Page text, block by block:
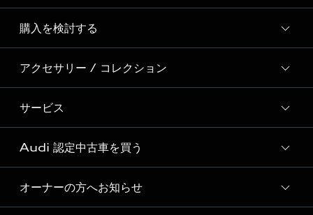
Story of Progress
Audi Sport
Formula 1®
デジタルサービス
ディーラー検索
新車在庫検索
試乗車・展示車検索
見積り依頼
試乗予約
購入を検討する
モデル一覧
特別仕様モデル / 限定モデル
e-tronラインアップ
価格シミュレーション
車両比較
アクセサリー / コレクション
純正アクセサリー
オンラインショップ
Audi collection
アウディナビアプリ
サービス
サービス入庫予約
サービスプログラム
メンテナンス
Audi 認定中古車を買う
Audi認定中古車
オーナーの方へお知らせ